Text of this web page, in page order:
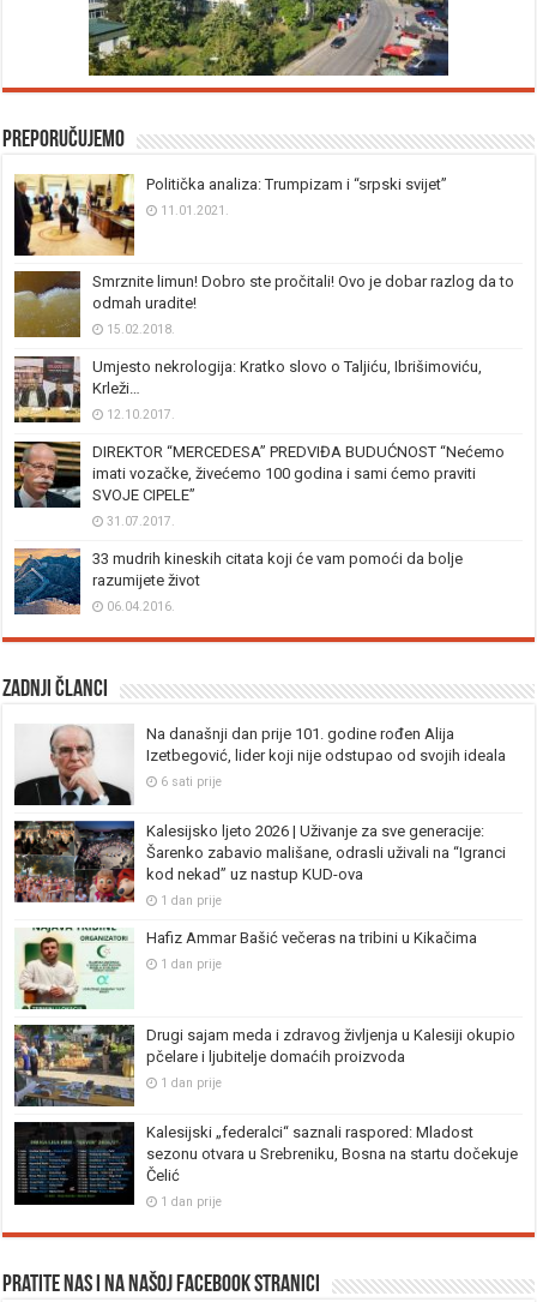
Preporučujemo
Politička analiza: Trumpizam i “srpski svijet”
11.01.2021.
Smrznite limun! Dobro ste pročitali! Ovo je dobar razlog da to
odmah uradite!
15.02.2018.
Umjesto nekrologija: Kratko slovo o Taljiću, Ibrišimoviću,
Krleži…
12.10.2017.
DIREKTOR “MERCEDESA” PREDVIĐA BUDUĆNOST “Nećemo
imati vozačke, živećemo 100 godina i sami ćemo praviti
SVOJE CIPELE”
31.07.2017.
33 mudrih kineskih citata koji će vam pomoći da bolje
razumijete život
06.04.2016.
Zadnji članci
Na današnji dan prije 101. godine rođen Alija
Izetbegović, lider koji nije odstupao od svojih ideala
6 sati prije
Kalesijsko ljeto 2026 | Uživanje za sve generacije:
Šarenko zabavio mališane, odrasli uživali na “Igranci
kod nekad” uz nastup KUD-ova
1 dan prije
Hafiz Ammar Bašić večeras na tribini u Kikačima
1 dan prije
Drugi sajam meda i zdravog življenja u Kalesiji okupio
pčelare i ljubitelje domaćih proizvoda
1 dan prije
Kalesijski „federalci“ saznali raspored: Mladost
sezonu otvara u Srebreniku, Bosna na startu dočekuje
Čelić
1 dan prije
Pratite nas i na našoj facebook stranici